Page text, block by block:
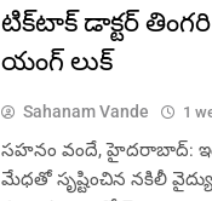
టిక్‌టాక్‌ డాక్టర్
యంగ్ లుక్
Sahanam Vande 1
సహనం వందే, హైదరాబాద్:
మేధతో సృష్టించిన నకిలీ